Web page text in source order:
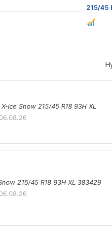
215/45
Ice Snow 215/45 R18 93H XL
06.08.26
215/45 R18 93H XL 383429
06.08.26